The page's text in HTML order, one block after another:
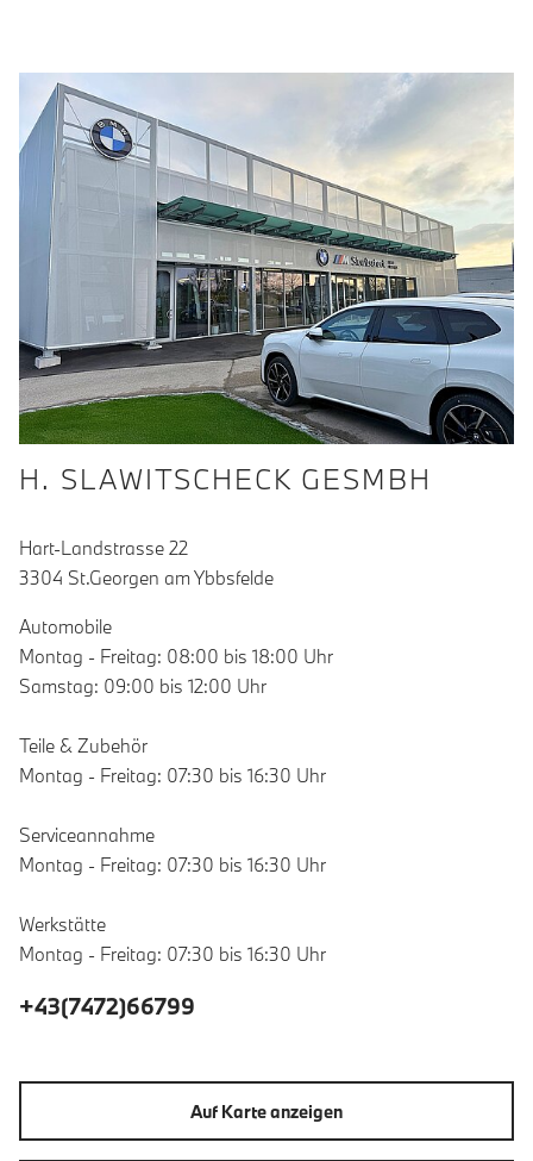
H. SLAWITSCHECK GESMBH
Hart-Landstrasse 22
3304 St.Georgen am Ybbsfelde
Automobile
Montag - Freitag: 08:00 bis 18:00 Uhr
Samstag: 09:00 bis 12:00 Uhr
Teile & Zubehör
Montag - Freitag: 07:30 bis 16:30 Uhr
Serviceannahme
Montag - Freitag: 07:30 bis 16:30 Uhr
Werkstätte
Montag - Freitag: 07:30 bis 16:30 Uhr
+43(7472)66799
Auf Karte anzeigen